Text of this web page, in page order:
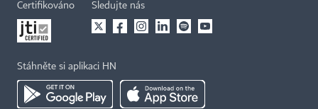
Certifikováno Sledujte nás
Stáhněte si aplikaci HN